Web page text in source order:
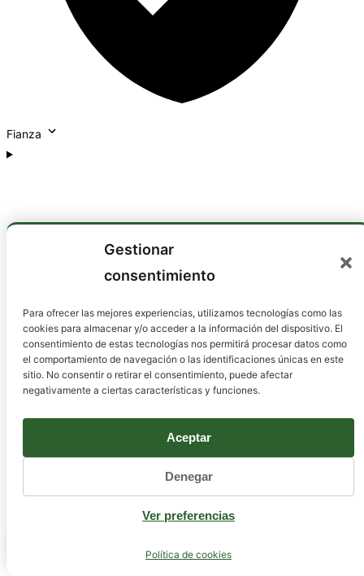
Gestionar
consentimiento
Para ofrecer las mejores experiencias, utilizamos tecnologías como las
cookies para almacenar y/o acceder a la información del dispositivo. El
consentimiento de estas tecnologías nos permitirá procesar datos como
el comportamiento de navegación o las identificaciones únicas en este
sitio. No consentir o retirar el consentimiento, puede afectar
negativamente a ciertas características y funciones.
Aceptar
Denegar
Ver preferencias
Política de cookies
Fianza